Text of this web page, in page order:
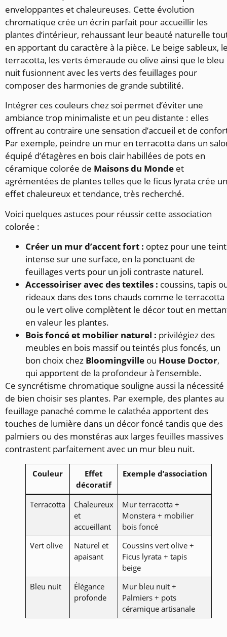
enveloppantes et chaleureuses. Cette évolution
chromatique crée un écrin parfait pour accueillir les
plantes d’intérieur, rehaussant leur beauté naturelle
en apportant du caractère à la pièce. Le beige sableux,
terracotta, les verts émeraude ou olive ainsi que le bleu
nuit fusionnent avec les verts des feuillages pour
composer des harmonies de grande subtilité.
Intégrer ces couleurs chez soi permet d’éviter une
ambiance trop minimaliste et un peu distante : elles
offrent au contraire une sensation d’accueil et de
Par exemple, peindre un mur en terracotta dans un
équipé d’étagères en bois clair habillées de pots en
céramique colorée de Maisons du Monde et
agrémentées de plantes telles que le ficus lyrata crée un
effet chaleureux et tendance, très recherché.
Voici quelques astuces pour réussir cette association
colorée :
Créer un mur d’accent fort : optez pour une
intense sur une surface, en la ponctuant de
feuillages verts pour un joli contraste naturel.
Accessoiriser avec des textiles : coussins, tapis
rideaux dans des tons chauds comme le terracotta
ou le vert olive complètent le décor tout en
en valeur les plantes.
Bois foncé et mobilier naturel : privilégiez des
meubles en bois massif ou teintés plus foncés, un
bon choix chez Bloomingville ou House Doctor,
qui apportent de la profondeur à l’ensemble.
Ce syncrétisme chromatique souligne aussi la nécessité
de bien choisir ses plantes. Par exemple, des plantes au
feuillage panaché comme le calathéa apportent des
touches de lumière dans un décor foncé tandis que des
palmiers ou des monstéras aux larges feuilles massives
contrastent parfaitement avec un mur bleu nuit.
Couleur
Effet
décoratif
Exemple d’association
Terracotta
Chaleureux
et
accueillant
Mur terracotta +
Monstera + mobilier
bois foncé
Vert olive
Naturel et
apaisant
Coussins vert olive +
Ficus lyrata + tapis
beige
Bleu nuit
Élégance
profonde
Mur bleu nuit +
Palmiers + pots
céramique artisanale